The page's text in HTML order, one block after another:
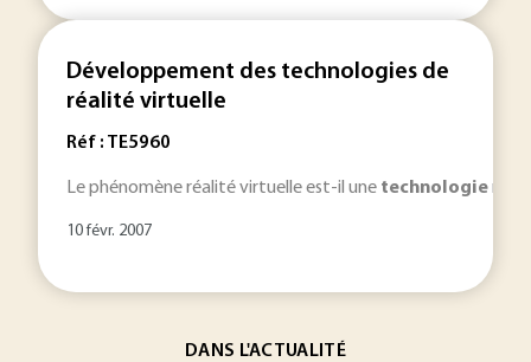
Développement des technologies de
réalité virtuelle
Réf : TE5960
Le phénomène réalité virtuelle est-il une technologie
10 févr. 2007
DANS L'ACTUALITÉ